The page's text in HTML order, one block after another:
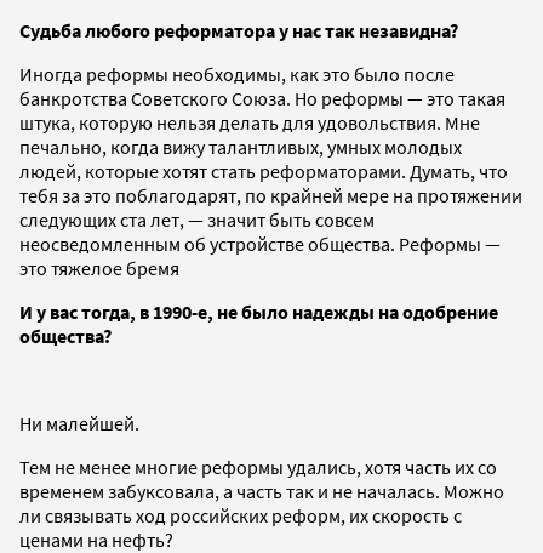
Судьба любого реформатора у нас так незавидна?
Иногда реформы необходимы, как это было после
банкротства Советского Союза. Но реформы — это такая
штука, которую нельзя делать для удовольствия. Мне
печально, когда вижу талантливых, умных молодых
людей, которые хотят стать реформаторами. Думать, что
тебя за это поблагодарят, по крайней мере на протяжении
следующих ста лет, — значит быть совсем
неосведомленным об устройстве общества. Реформы —
это тяжелое бремя
И у вас тогда, в 1990-е, не было надежды на одобрение
общества?
Ни малейшей.
Тем не менее многие реформы удались, хотя часть их со
временем забуксовала, а часть так и не началась. Можно
ли связывать ход российских реформ, их скорость с
ценами на нефть?